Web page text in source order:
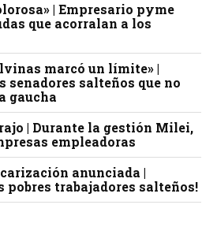
| Empresario pyme
que acorralan a los
marcó un límite» |
senadores salteños que no
gaucha
| Durante la gestión Milei,
empleadoras
anunciada |
pobres trabajadores salteños!